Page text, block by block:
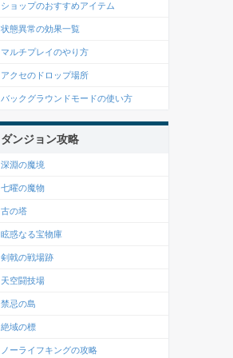
ショップのおすすめアイテム
状態異常の効果一覧
マルチプレイのやり方
アクセのドロップ場所
バックグラウンドモードの使い方
ダンジョン攻略
深淵の魔境
七曜の魔物
古の塔
眩惑なる宝物庫
剣戟の戦場跡
天空闘技場
禁忌の島
絶域の標
ノーライフキングの攻略